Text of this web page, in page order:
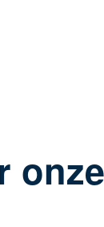
onze